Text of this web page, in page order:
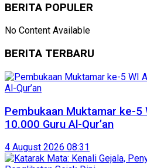
BERITA POPULER
No Content Available
BERITA TERBARU
Pembukaan Muktamar ke-5
10.000 Guru Al-Qur’an
4 August 2026 08:31